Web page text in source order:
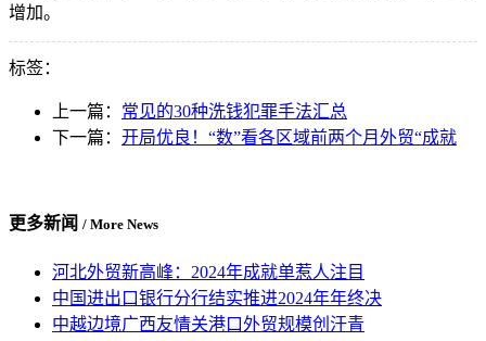
增加。
标签：
上一篇： 常见的30种洗钱犯罪手法汇总
下一篇： 开局优良！“数”看各区域前两个月外贸“成就
更多新闻 / More News
河北外贸新高峰：2024年成就单惹人注目
中国进出口银行分行结实推进2024年年终决
中越边境广西友情关港口外贸规模创汗青